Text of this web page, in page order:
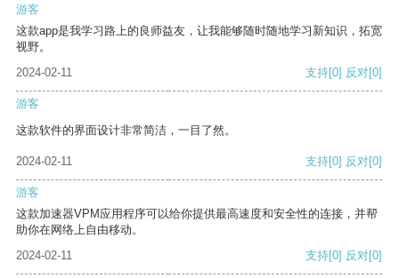
游客
这款app是我学习路上的良师益友，让我能够随时随地学习新知识，拓宽
视野。
2024-02-11
支持[0] 反对[0]
游客
这款软件的界面设计非常简洁，一目了然。
2024-02-11 支持[0] 反对[0]
游客
这款加速器VPM应用程序可以给你提供最高速度和安全性的连接，并帮
助你在网络上自由移动。
2024-02-11
支持[0] 反对[0]